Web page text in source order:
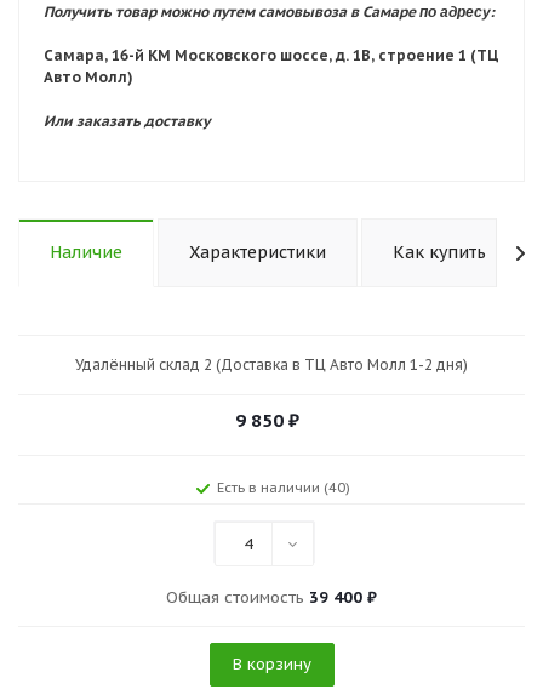
Получить товар можно путем самовывоза в Самарепо адресу:
Самара, 16-й КМ Московского шоссе, д. 1В, строение 1 (ТЦ
Авто Молл)
Или заказать доставку
Наличие Характеристики Как купить
Удалённый склад 2 (Доставка в ТЦ Авто Молл 1-2 дня)
9 850 ₽
Есть в наличии (40)
4
Общая стоимость 39 400 ₽
В корзину